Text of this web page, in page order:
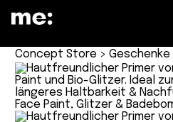
Concept Store > Geschenke